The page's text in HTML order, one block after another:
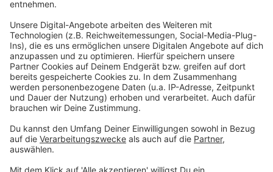
Anzeige
So haben wir am Dienstag nach einer
Protestaktion von fiftyfifty berichtet
Andreas Hartnigk aus der CDU-Ratsfraktion
Das Problem am Grand Central
Anzeige